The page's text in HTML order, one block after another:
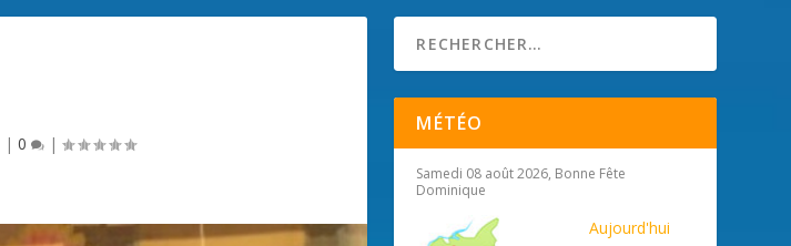
|0 |
MÉTÉO
Samedi 08 août 2026, Bonne Fête
Dominique
Aujourd'hui